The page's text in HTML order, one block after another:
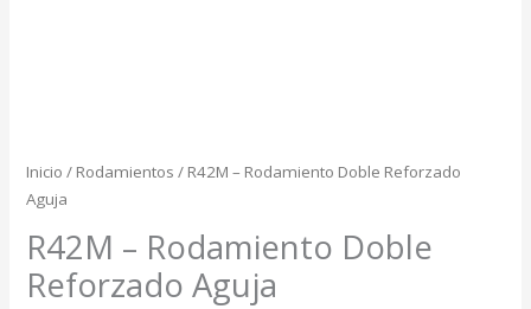
Inicio / Rodamientos / R42M – Rodamiento Doble Reforzado
Aguja
R42M – Rodamiento Doble
Reforzado Aguja